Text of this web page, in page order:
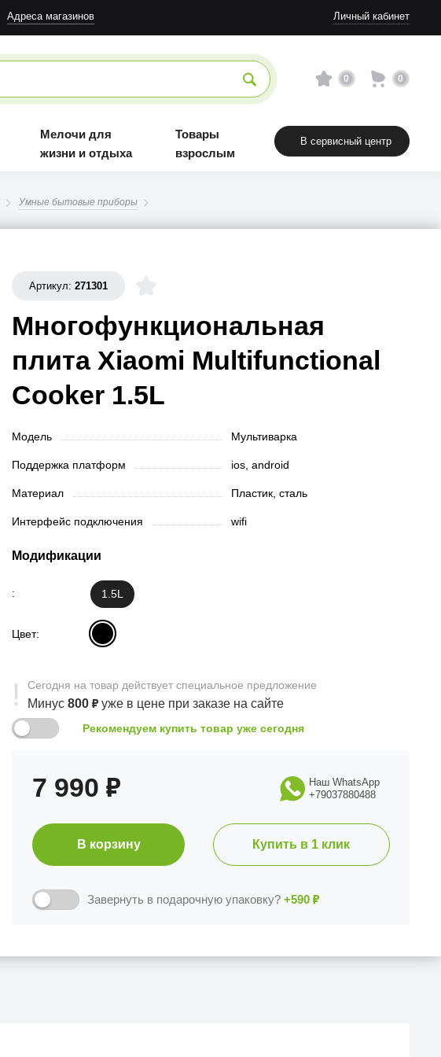
Адреса магазинов Личный кабинет
0 0
Мелочи для
жизни и отдыха
Товары
взрослым
В сервисный центр
Умные бытовые приборы
Артикул:271301
Многофункциональная
плита Xiaomi Multifunctional
Cooker 1.5L
Модель Мультиварка
Поддержка платформ ios, android
Материал Пластик, сталь
Интерфейс подключения wifi
Модификации
: 1.5L
Цвет:
Сегодня на товар действует специальное предложение
Минус800₽ уже в цене при заказе на сайте
Рекомендуем купить товар уже сегодня
7 990 ₽
Наш WhatsApp
+79037880488
В корзину Купить в 1 клик
Завернуть в подарочную упаковку? +590 ₽